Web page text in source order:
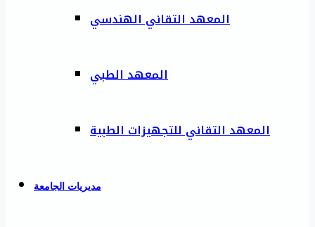
المعهد التقاني الهندسي
المعهد الطبي
المعهد التقاني للتجهيزات الطبية
مديريات الجامعة